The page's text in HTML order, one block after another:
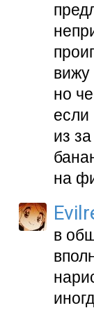
вижу
но
из
на
в